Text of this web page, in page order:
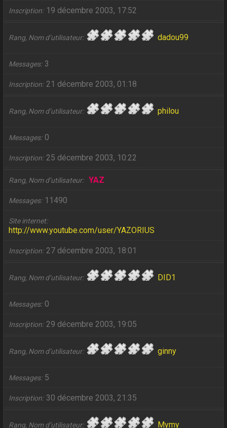
Inscription 19 décembre 2003, 17:52
Rang, Nom d’utilisateur dadou99
Messages 3
Inscription 21 décembre 2003, 01:18
Rang, Nom d’utilisateur philou
Messages 0
Inscription 25 décembre 2003, 10:22
Rang, Nom d’utilisateur YAZ
Messages 11490
Site internet
http://www.youtube.com/user/YAZORIUS
Inscription 27 décembre 2003, 18:01
Rang, Nom d’utilisateur DID1
Messages 0
Inscription 29 décembre 2003, 19:05
Rang, Nom d’utilisateur ginny
Messages 5
Inscription 30 décembre 2003, 21:35
Rang, Nom d’utilisateur Mymy